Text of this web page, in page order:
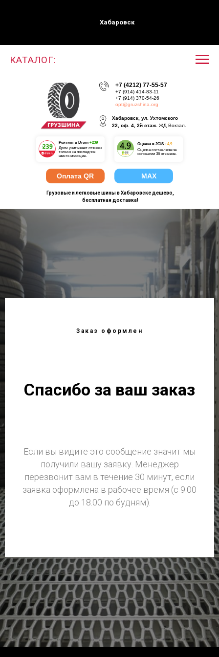
Хабаровск
КАТАЛОГ:
MAX
Грузовые и легковые шины в Хабаровске дешево,
бесплатная доставка!
Оплата QR
Хабаровск, ул. Ухтомского
22, оф. 4, 2й этаж. ЖД Вокзал.
+7 (914) 414-83-11
+7 (914) 370-54-26
opt@gruzshina.org
+7 (4212) 77-55-57
Оценка в 2GIS +4,9
Оценка составлена на
основании 36 отзывов.
Рейтинг в Drom +239
Дром учитывает отзывы
только за последние
шесть месяцев.
Заказ оформлен
Спасибо за ваш заказ
Если вы видите это сообщение значит мы
получили вашу заявку. Менеджер
перезвонит вам в течение 30 минут, если
заявка оформлена в рабочее время (с 9.00
до 18.00 по будням).